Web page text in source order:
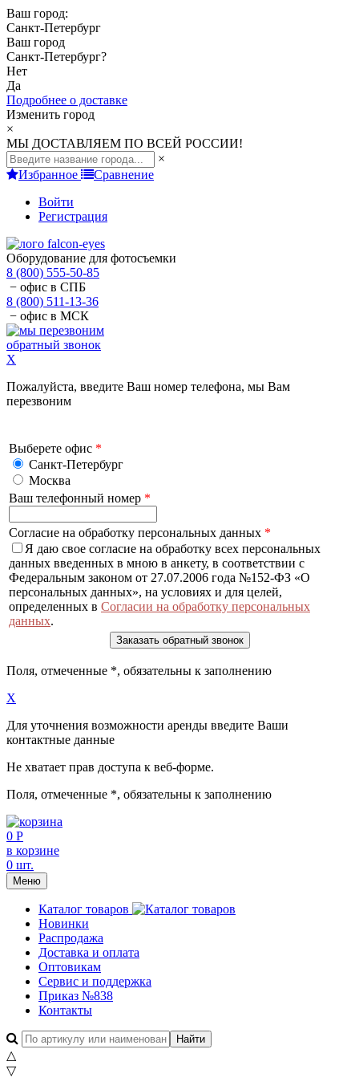
Ваш город:
Санкт-Петербург
Ваш город
Санкт-Петербург?
Нет
Да
Подробнее о доставке
Изменить город
×
МЫ ДОСТАВЛЯЕМ ПО ВСЕЙ РОССИИ!
×
Избранное
Сравнение
Войти
Регистрация
Оборудование для фотосъемки
8 (800) 555-50-85
− офис в СПБ
8 (800) 511-13-36
− офис в МСК
обратный звонок
X
Пожалуйста, введите Ваш номер телефона, мы Вам
перезвоним
Выберете офис *
Санкт-Петербург
Москва
Ваш телефонный номер *
Согласие на обработку персональных данных *
Я даю свое согласие на обработку всех персональных
данных введенных в мною в анкету, в соответствии с
Федеральным законом от 27.07.2006 года №152-ФЗ «О
персональных данных», на условиях и для целей,
определенных в Согласии на обработку персональных
данных.
Поля, отмеченные *, обязательны к заполнению
X
Для уточнения возможности аренды введите Ваши
контактные данные
Не хватает прав доступа к веб-форме.
Поля, отмеченные *, обязательны к заполнению
0 Р
в корзине
0 шт.
Меню
Каталог товаров
Новинки
Распродажа
Доставка и оплата
Оптовикам
Сервис и поддержка
Приказ №838
Контакты
△
▽